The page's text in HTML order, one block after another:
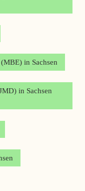
in Sachsen
in Sachsen